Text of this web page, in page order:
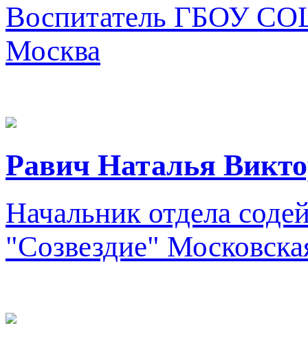
Воспитатель ГБОУ СОШ
Москва
Равич Наталья
Начальник отдела
"Созвездие"